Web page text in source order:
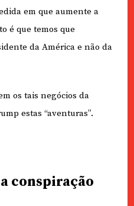
em que aumente a
é que temos que
da América e não da
os tais negócios da
estas “aventuras”.
conspiração